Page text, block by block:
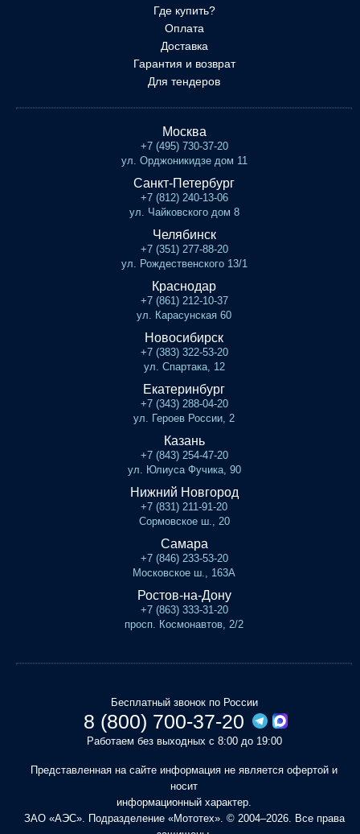
Где купить?
Оплата
Доставка
Гарантия и возврат
Для тендеров
Москва
+7 (495) 730-37-20
ул. Орджоникидзе дом 11
Санкт-Петербург
+7 (812) 240-13-06
ул. Чайковского дом 8
Челябинск
+7 (351) 277-88-20
ул. Рождественского 13/1
Краснодар
+7 (861) 212-10-37
ул. Карасунская 60
Новосибирск
+7 (383) 322-53-20
ул. Спартака, 12
Екатеринбург
+7 (343) 288-04-20
ул. Героев России, 2
Казань
+7 (843) 254-47-20
ул. Юлиуса Фучика, 90
Нижний Новгород
+7 (831) 211-91-20
Сормовское ш., 20
Самара
+7 (846) 233-53-20
Московское ш., 163А
Ростов-на-Дону
+7 (863) 333-31-20
просп. Космонавтов, 2/2
Бесплатный звонок по России
8 (800) 700-37-20
Работаем без выходных с 8:00 до 19:00
Представленная на сайте информация не является офертой и
носит
информационный характер.
ЗАО «АЭС». Подразделение «Мототех». © 2004–2026. Все права